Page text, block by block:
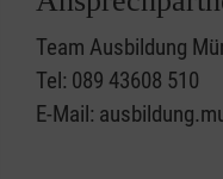
Team Ausbildung
Tel: 089 43608 510
E-Mail: